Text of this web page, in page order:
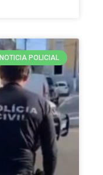
NOTICIA POLICIAL